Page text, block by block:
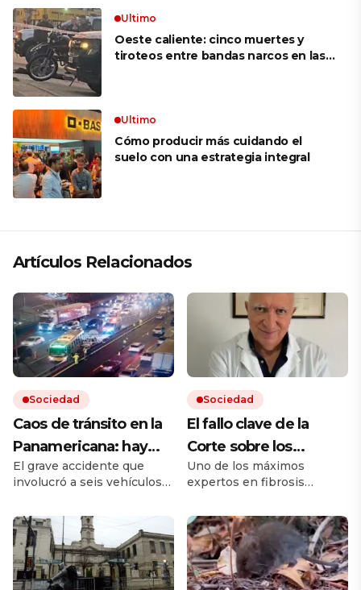
Ultimo
Oeste caliente: cinco muertes y
tiroteos entre bandas narcos en las
Ultimo
Cómo producir más cuidando el
suelo con una estrategia integral
Artículos Relacionados
Sociedad
Caos de tránsito en la
Panamericana: hay
cinco heridos por un
choque múltiple
El grave accidente que
involucró a seis vehículos
25 de la autopista, en
sentido hacia la Provincia
de Buenos Aires. Hay
varios carriles cortados y
fuertes demoras para
Sociedad
El fallo clave de la
Corte sobre los
remedios, el mensaje
de un referente
médico y otro posible
conflicto en puerta
Uno de los máximos
expertos en fibrosis
cobertura en salud sea
sobre un remedio más
barato de igual acción. Tras
la sentencia de la Corte
surgieron dudas entre